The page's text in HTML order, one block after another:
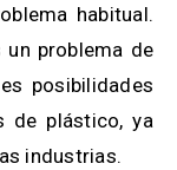
habitual.
problema de
posibilidades
de plástico, ya
industrias.